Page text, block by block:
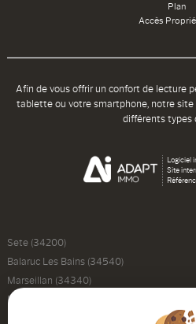
Plan
Accès
Afin de vous offrir un confort de lecture
tablette ou votre smartphone, notre
différents types
Logiciel
Site
Sete (34200)
Balaruc Les Bains (34540)
Marseillan (34340)
Balaruc Le Vieux (34540)